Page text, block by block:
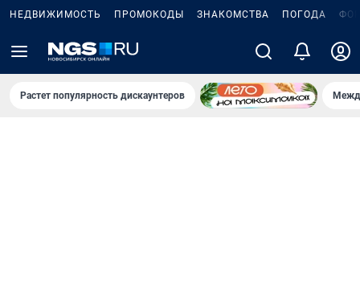
НЕДВИЖИМОСТЬ ПРОМОКОДЫ ЗНАКОМСТВА ПОГОДА
Растет популярность дискаунтеров